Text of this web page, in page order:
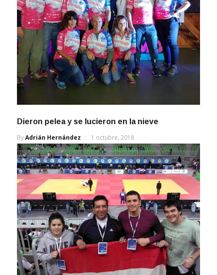
Dieron pelea y se lucieron en la nieve
ByAdrián Hernández 1 octubre, 2018